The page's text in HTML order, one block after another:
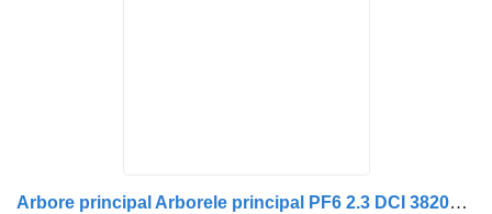
Arbore principal Arborele principal PF6 2.3 DCI 38200463414 pentru automobil Opel Movano